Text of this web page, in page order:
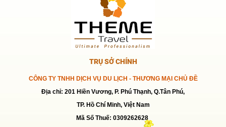
TOUR 1 NGÀY LÀM NÔNG - KDL LAN
VƯƠNG - BẾN TRE
Giá: 690,000 VNĐ
TOUR MỸ THO-BẾN TRE 1 NGÀY
TOUR DÃ NGOẠI - KDL LAN VƯƠNG 1
NGÀY
TRỤ SỞ CHÍNH
CÔNG TY TNHH DỊCH VỤ DU LỊCH - THƯƠNG MẠI CHỦ ĐỀ
Địa chỉ: 201 Hiền Vương, P. Phú Thạnh, Q.Tân Phú,
TP. Hồ Chí Minh, Việt Nam
Mã Số Thuế: 0309262628